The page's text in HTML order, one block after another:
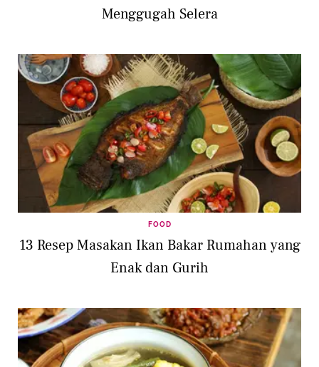
Menggugah Selera
FOOD
13 Resep Masakan Ikan Bakar Rumahan yang
Enak dan Gurih